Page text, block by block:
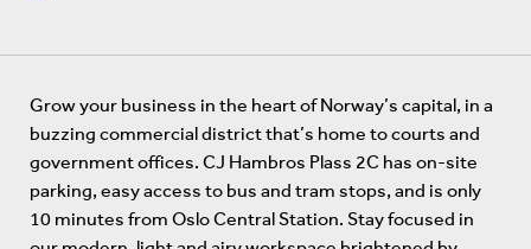
Grow your business in the heart of Norway’s capital, in a
buzzing commercial district that’s home to courts and
government offices. CJ Hambros Plass 2C has on-site
parking, easy access to bus and tram stops, and is only
10 minutes from Oslo Central Station. Stay focused in